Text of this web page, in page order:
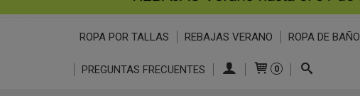
ROPA POR TALLAS REBAJAS VERANO ROPA DE BAÑO
PREGUNTAS FRECUENTES 0